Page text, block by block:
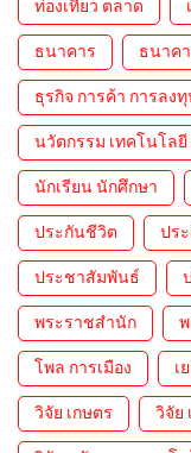
ท่องเที่ยว ตลาด
ธนาคาร ธนาค
ธุรกิจ การค้า การลง
นวัตกรรม เทคโนโลยี
นักเรียน นักศึกษา
ประกันชีวิต ปร
ประชาสัมพันธ์
พระราชสำนัก
โพล การเมือง เ
วิจัย เกษตร วิจัย